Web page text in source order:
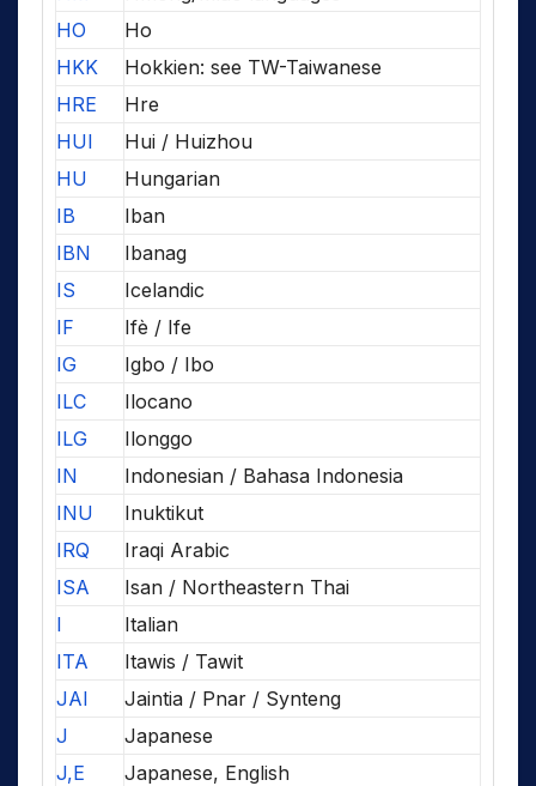
HO
Ho
HKK
Hokkien: see TW-Taiwanese
HRE
Hre
HUI
Hui / Huizhou
HU
Hungarian
IB
Iban
IBN
Ibanag
IS
Icelandic
IF
Ifè / Ife
IG
Igbo / Ibo
ILC
Ilocano
ILG
Ilonggo
IN
Indonesian / Bahasa Indonesia
INU
Inuktikut
IRQ
Iraqi Arabic
ISA
Isan / Northeastern Thai
I
Italian
ITA
Itawis / Tawit
JAI
Jaintia / Pnar / Synteng
J
Japanese
J,E
Japanese, English